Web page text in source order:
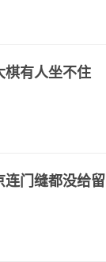
棋有人坐不住
连门缝都没给留